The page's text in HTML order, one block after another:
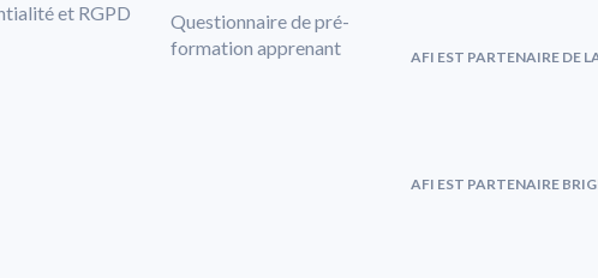
et RGPD
Questionnaire de pré-
formation apprenant
AFI EST PARTENAIRE DE
AFI EST PARTENAIRE